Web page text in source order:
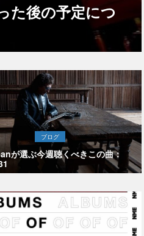
た後の予定につ
ブログ
が選ぶ今週聴くべきこの曲：